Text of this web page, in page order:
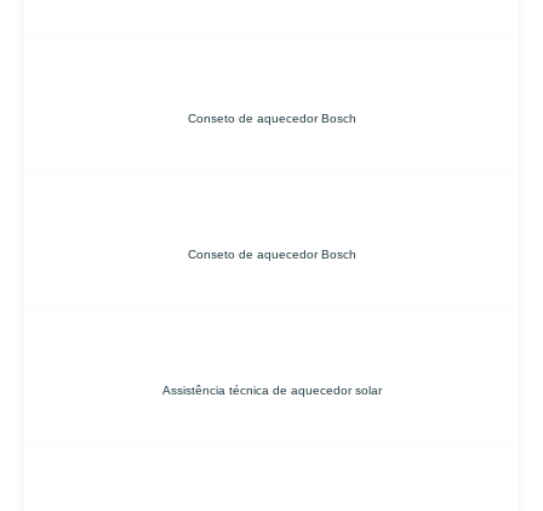
Conseto de aquecedor Bosch
Conseto de aquecedor Bosch
Assistência técnica de aquecedor solar